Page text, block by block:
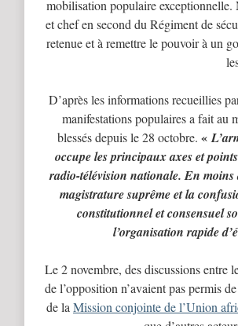
mobilisation populaire exceptionnelle.
et chef en second du Régiment de
retenue et à remettre le pouvoir à un
D’après les informations recueillies
manifestations populaires a fait au
blessés depuis le 28 octobre. «
occupe les principaux axes et
radio-télévision nationale. En
magistrature suprême et la
constitutionnel et consensuel
l’organisation rapide
Le 2 novembre, des discussions entre
de l’opposition n’avaient pas permis
de la Mission conjointe de l’Union